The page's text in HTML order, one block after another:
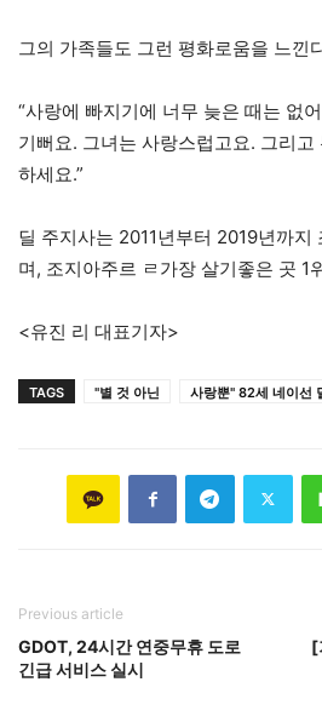
그의 가족들도 그런 평화로움을 느낀
“사랑에 빠지기에 너무 늦은 때는 없
기뻐요. 그녀는 사랑스럽고요. 그리
하세요.”
딜 주지사는 2011년부터 2019년까지
며, 조지아주르 ㄹ가장 살기좋은 곳 1
<유진 리 대표기자>
TAGS "별 것 아닌 사랑뿐" 82세 네이선
Previous article
GDOT, 24시간 연중무휴 도로
긴급 서비스 실시
[